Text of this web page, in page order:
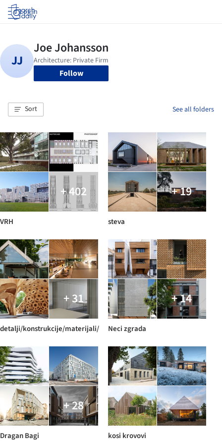
Log in
Follow
Sort See all folders
+ 402
VRH
+ 19
steva
+ 31
detalji/konstrukcije/materijali/
+ 14
Neci zgrada
+ 28
Dragan Bagi kosi krovovi